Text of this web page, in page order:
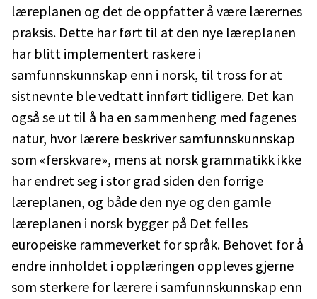
læreplanen og det de oppfatter å være lærernes
praksis. Dette har ført til at den nye læreplanen
har blitt implementert raskere i
samfunnskunnskap enn i norsk, til tross for at
sistnevnte ble vedtatt innført tidligere. Det kan
også se ut til å ha en sammenheng med fagenes
natur, hvor lærere beskriver samfunnskunnskap
som «ferskvare», mens at norsk grammatikk ikke
har endret seg i stor grad siden den forrige
læreplanen, og både den nye og den gamle
læreplanen i norsk bygger på Det felles
europeiske rammeverket for språk. Behovet for å
endre innholdet i opplæringen oppleves gjerne
som sterkere for lærere i samfunnskunnskap enn